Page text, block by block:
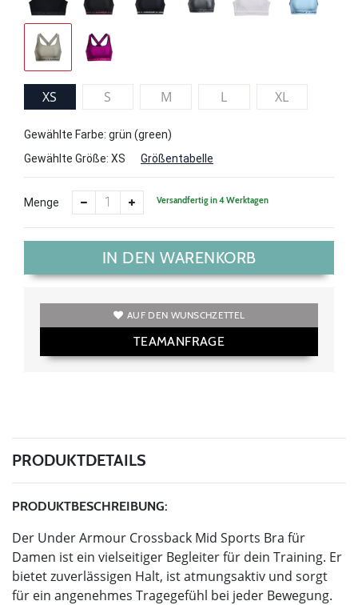
XS S M L XL
Gewählte Farbe: grün (green)
Gewählte Größe: XS Größentabelle
Menge Versandfertig in 4 Werktagen
IN DEN WARENKORB
AUF DEN WUNSCHZETTEL
TEAMANFRAGE
PRODUKTDETAILS
PRODUKTBESCHREIBUNG:
Der Under Armour Crossback Mid Sports Bra für
Damen ist ein vielseitiger Begleiter für dein Training. Er
bietet zuverlässigen Halt, ist atmungsaktiv und sorgt
für ein angenehmes Tragegefühl bei jeder Bewegung.